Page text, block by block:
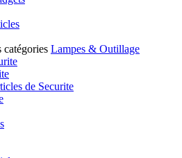
catégories Lampes & Outillage
de Securite